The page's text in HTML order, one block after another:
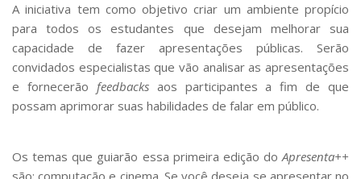
A iniciativa tem como objetivo criar um ambiente propício
para todos os estudantes que desejam melhorar sua
capacidade de fazer apresentações públicas. Serão
convidados especialistas que vão analisar as apresentações
e fornecerão feedbacksaos participantes a fim de que
possam aprimorar suas habilidades de falar em público.
Os temas que guiarão essa primeira edição doApresenta++